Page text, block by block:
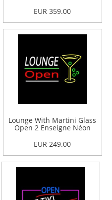
Néon
EUR 359.00
Lounge With Martini Glass
Open 2 Enseigne Néon
EUR 249.00